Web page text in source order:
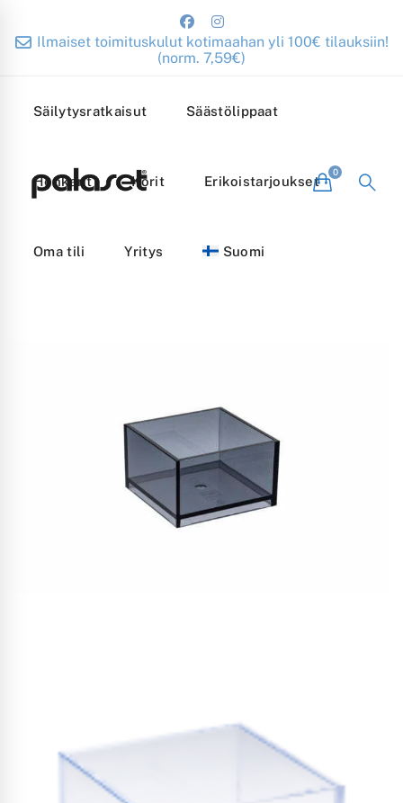
Ilmaiset toimituskulut kotimaahan yli 100€ tilauksiin!
(norm. 7,59€)
Säilytysratkaisut Säästölippaat
Henkarit Korit Erikoistarjoukset
Oma tili Yritys Suomi